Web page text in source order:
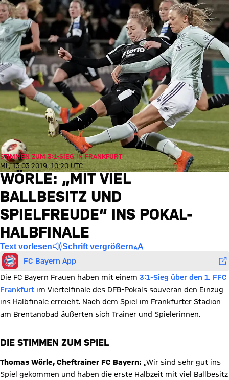
STIMMEN ZUM 3:1-SIEG IN FRANKFURT
Mi., 13.03.2019, 10:20 UTC
WÖRLE: „MIT VIEL
BALLBESITZ UND
SPIELFREUDE“ INS POKAL-
HALBFINALE
Text vorlesen Schrift vergrößern
FC Bayern App
Die FC Bayern Frauen haben mit einem 3:1-Sieg über den 1. FFC
Frankfurt im Viertelfinale des DFB-Pokals souverän den Einzug
ins Halbfinale erreicht. Nach dem Spiel im Frankfurter Stadion
am Brentanobad äußerten sich Trainer und Spielerinnen.
DIE STIMMEN ZUM SPIEL
Thomas Wörle, Cheftrainer FC Bayern: „Wir sind sehr gut ins
Spiel gekommen und haben die erste Halbzeit mit viel Ballbesitz